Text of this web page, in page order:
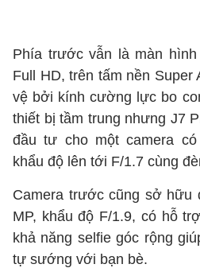
Phía trước vẫn là màn
Full HD, trên tấm nền
vệ bởi kính cường lực bo
thiết bị tầm trung nhưng J7
đầu tư cho một camera
khẩu độ lên tới F/1.7 cùng
Camera trước cũng sở hữu
MP, khẩu độ F/1.9, có hỗ
khả năng selfie góc rộng
tự sướng với bạn bè.